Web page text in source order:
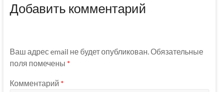
Добавить комментарий
Ваш адрес email не будет опубликован. Обязательные
поля помечены *
Комментарий *